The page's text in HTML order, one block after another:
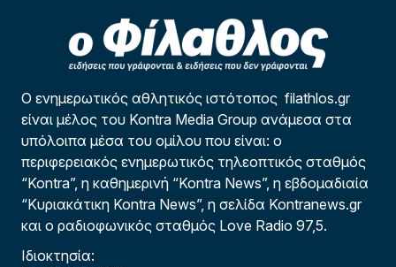
Ο ενημερωτικός αθλητικός ιστότοπος filathlos.gr
είναι μέλος του Kontra Media Group ανάμεσα στα
υπόλοιπα μέσα του ομίλου που είναι: ο
περιφερειακός ενημερωτικός τηλεοπτικός σταθμός
“Kontra”, η καθημερινή “Kontra News”, η εβδομαδιαία
“Κυριακάτικη Kontra News”, η σελίδα Kontranews.gr
και ο ραδιοφωνικός σταθμός Love Radio 97,5.
Ιδιοκτησία: